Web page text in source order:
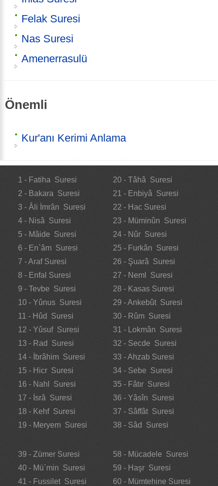
Felak Suresi
Nas Suresi
Amenerrasulü
Önemli
Kur'anı Kerimi Anlama
1 - Fatiha Suresi
2 - Bakara Suresi
3 - Âli İmrân Suresi
4 - Nisâ Suresi
5 - Mâide Suresi
6 - En`âm Suresi
7 - Araf Suresi
8 - Enfal Suresi
9 - Tevbe Suresi
10 - Yûnus Suresi
11 - Hûd Suresi
12 - Yûsuf Suresi
13 - Rad Suresi
14 - İbrâhim Suresi
15 - Hicr Suresi
16 - Nahl Suresi
17 - İsrâ Suresi
18 - Kehf Suresi
19 - Meryem Suresi
20 - Tâhâ Suresi
21 - Enbiyâ Suresi
22 - Hac Suresi
23 - Müminûn Suresi
24 - Nûr Suresi
25 - Furkân Suresi
26 - Şuarâ Suresi
27 - Neml Suresi
28 - Kasas Suresi
29 - Ankebût Suresi
30 - Rûm Suresi
31 - Lokmân Suresi
32 - Secde Suresi
33 - Ahzab Suresi
34 - Sebe Suresi
35 - Fâtır Suresi
36 - Yâsîn Suresi
37 - Sâffât Suresi
38 - Sâd Suresi
39 - Zümer Suresi
40 - Mü`min Suresi
41 - Fussilet Suresi
58 - Mücadele Suresi
59 - Haşr Suresi
60 - Mümtehine Suresi